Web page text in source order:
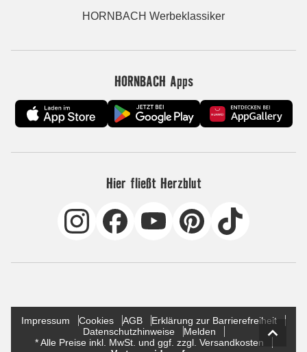
HORNBACH Werbeklassiker
HORNBACH Apps
Hier fließt Herzblut
Impressum Cookies AGB
Erklärung zur Barrierefreiheit
Datenschutzhinweise
Melden
* Alle Preise inkl. MwSt. und ggf. zzgl. Versandkosten